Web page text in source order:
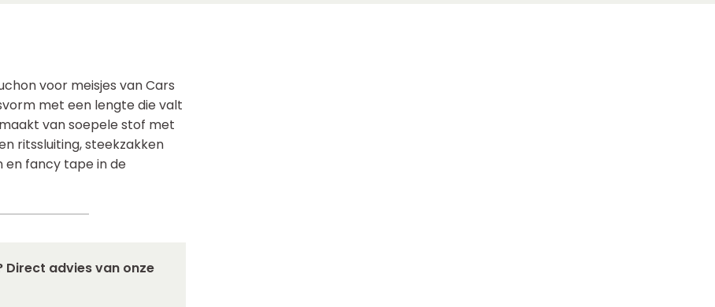
voor meisjes van Cars
met een lengte die valt
van soepele stof met
ritssluiting, steekzakken
en fancy tape in de
Direct advies van onze